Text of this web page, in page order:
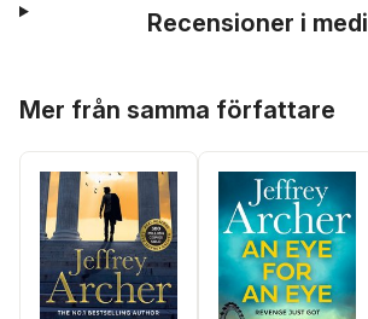
Recensioner i
Mer från samma författare